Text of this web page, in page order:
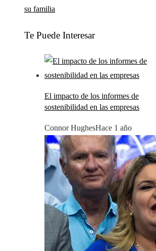
su familia
Te Puede Interesar
El impacto de los informes de
sostenibilidad en las empresas
Connor HughesHace 1 año